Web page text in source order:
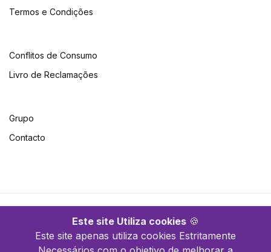
Este site Utiliza cookies 🍪
Este site apenas utiliza cookies Estritamente
Termos e Condições
Conflitos de Consumo
Livro de Reclamações
Grupo
Contacto
©2026 Escolar. Todos os direitos reservados